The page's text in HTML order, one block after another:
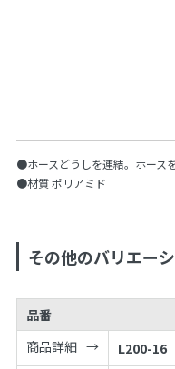
●ホースどうしを連結。ホース
●材質 ポリアミド
その他のバリエー
品番
商品詳細
L200-16